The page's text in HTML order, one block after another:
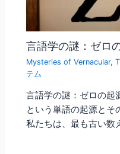
言語学の謎：ゼロ
Mysteries of Vernacular,
テム
言語学の謎：ゼロの起
という単語の起源とそ
私たちは、最も古い数